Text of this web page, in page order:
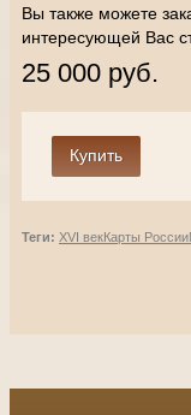
Вы также можете
интересующей Вас
25 000 руб.
Теги: XVI векКарты России